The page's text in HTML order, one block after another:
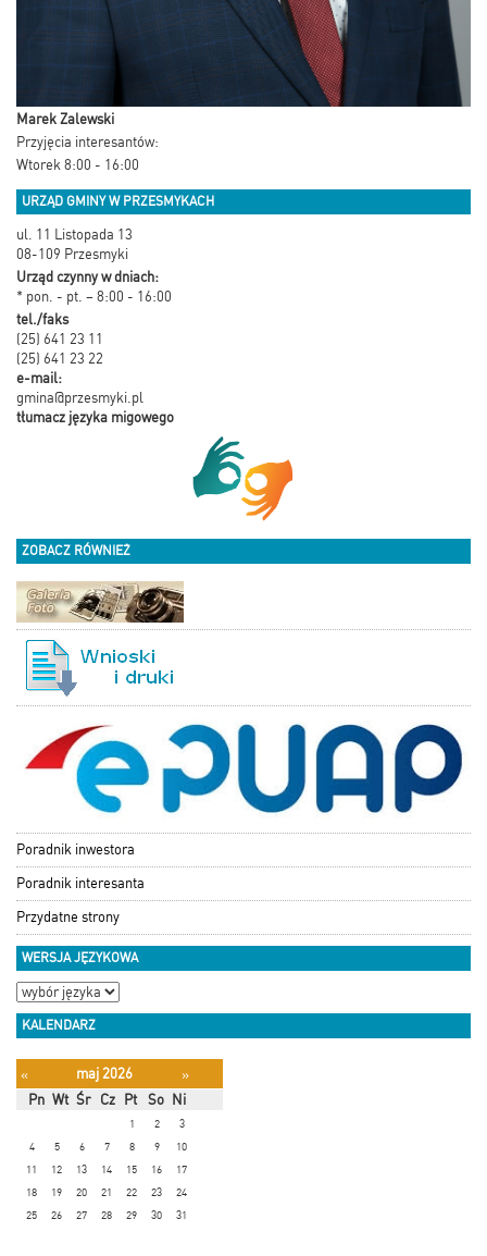
Marek Zalewski
Przyjęcia interesantów:
Wtorek 8:00 - 16:00
URZĄD GMINY W PRZESMYKACH
ul. 11 Listopada 13
08-109 Przesmyki
Urząd czynny w dniach:
* pon. - pt. – 8:00 - 16:00
tel./faks
(25) 641 23 11
(25) 641 23 22
e-mail:
gmina@przesmyki.pl
tłumacz języka migowego
ZOBACZ RÓWNIEŻ
Poradnik inwestora
Poradnik interesanta
Przydatne strony
WERSJA JĘZYKOWA
KALENDARZ
« maj 2026
»
Pn Wt Śr Cz Pt So Ni
1 2
3
4
5 6 7 8 9
10
11
12 13 14 15 16
17
18
19 20 21 22 23
24
25
26 27 28 29 30 31